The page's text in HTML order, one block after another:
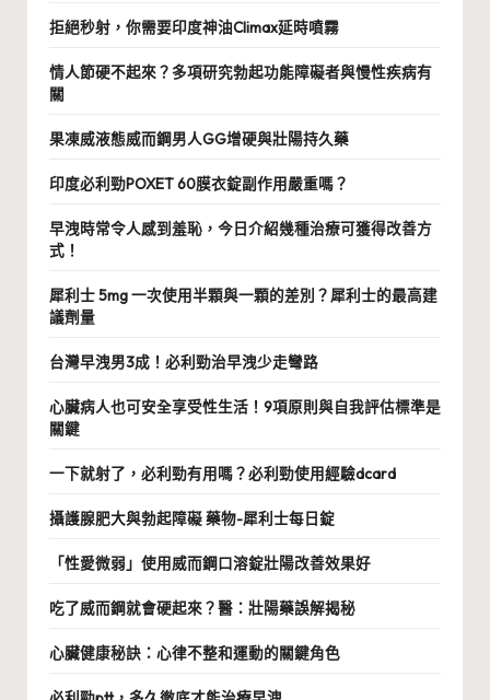
拒絕秒射，你需要印度神油Climax延時噴霧
情人節硬不起來？多項研究勃起功能障礙者與慢性疾病有
關
果凍威液態威而鋼男人GG增硬與壯陽持久藥
印度必利勁POXET 60膜衣錠副作用嚴重嗎？
早洩時常令人感到羞恥，今日介紹幾種治療可獲得改善方
式！
犀利士 5mg 一次使用半顆與一顆的差別？犀利士的最高建
議劑量
台灣早洩男3成！必利勁治早洩少走彎路
心臟病人也可安全享受性生活！9項原則與自我評估標準是
關鍵
一下就射了，必利勁有用嗎？必利勁使用經驗dcard
攝護腺肥大與勃起障礙 藥物-犀利士每日錠
「性愛微弱」使用威而鋼口溶錠壯陽改善效果好
吃了威而鋼就會硬起來？醫：壯陽藥誤解揭秘
心臟健康秘訣：心律不整和運動的關鍵角色